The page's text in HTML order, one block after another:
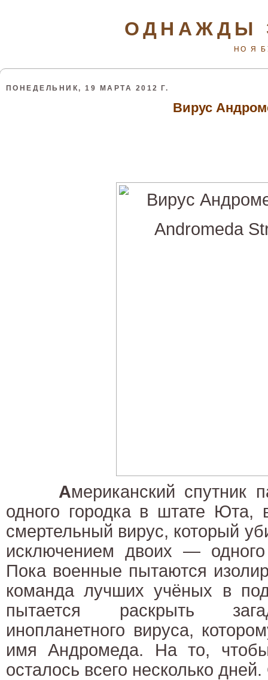
ОДНАЖДЫ
НО Я
ПОНЕДЕЛЬНИК, 19 МАРТА 2012 Г.
Вирус
Американский спутник
одного городка в штате Юта,
смертельный вирус, который
исключением двоих —
Пока военные пытаются
команда лучших учёных в
пытается раскрыть
инопланетного вируса,
имя Андромеда. На то,
осталось всего несколько